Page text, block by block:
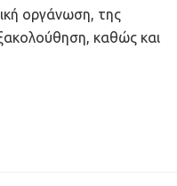
οργάνωση, της
καθώς και